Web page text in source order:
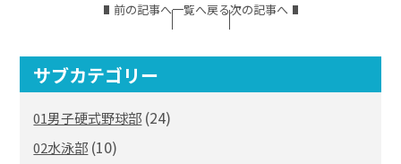
前の記事へ一覧へ戻る次の記事へ
サブカテゴリー
01男子硬式野球部 (24)
02水泳部 (10)